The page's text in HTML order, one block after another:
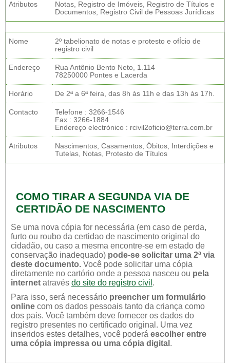
Atributos
Notas, Registro de Imóveis, Registro de Títulos e
Documentos, Registro Civil de Pessoas Jurídicas
Nome
2º tabelionato de notas e protesto e ofÍcio de
registro civil
Endereço
Rua Antônio Bento Neto, 1.114
78250000 Pontes e Lacerda
Horário De 2ª a 6ª feira, das 8h às 11h e das 13h às 17h.
Contacto
Telefone : 3266-1546
Fax : 3266-1884
Endereço electrónico : rcivil2oficio@terra.com.br
Atributos
Nascimentos, Casamentos, Óbitos, Interdições e
Tutelas, Notas, Protesto de Títulos
COMO TIRAR A SEGUNDA VIA DE
CERTIDÃO DE NASCIMENTO
Se uma nova cópia for necessária (em caso de perda,
furto ou roubo da certidao de nascimento original do
cidadão, ou caso a mesma encontre-se em estado de
conservação inadequado) pode-se solicitar uma 2ª via
deste documento. Você pode solicitar uma cópia
diretamente no cartório onde a pessoa nasceu ou pela
internet através do site do registro civil .
Para isso, será necessário preencher um formulário
online com os dados pessoais tanto da criança como
dos pais. Você também deve fornecer os dados do
registro presentes no certificado original. Uma vez
inseridos estes detalhes, você poderá escolher entre
uma cópia impressa ou uma cópia digital .